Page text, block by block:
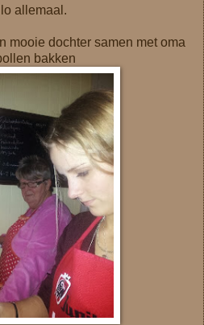
allemaal.
mooie dochter samen met oma
bakken